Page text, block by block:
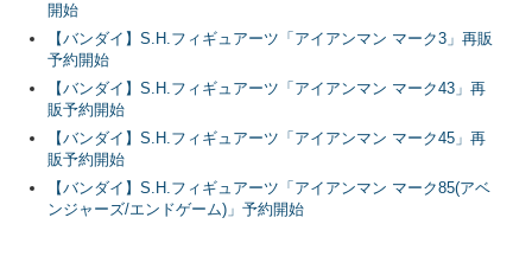
開始
【バンダイ】S.H.フィギュアーツ「アイアンマン マーク3」再販
予約開始
【バンダイ】S.H.フィギュアーツ「アイアンマン マーク43」再
販予約開始
【バンダイ】S.H.フィギュアーツ「アイアンマン マーク45」再
販予約開始
【バンダイ】S.H.フィギュアーツ「アイアンマン マーク85(アベ
ンジャーズ/エンドゲーム)」予約開始